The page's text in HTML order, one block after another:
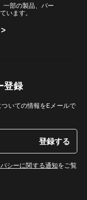
一部の製品、パー
います。
登録
いての情報をEメールで
登録する
シーに関する通知をご覧